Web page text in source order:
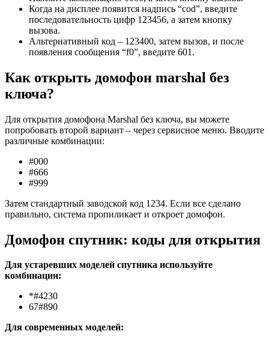
Когда на дисплее появится надпись “cod”, введите
последовательность цифр 123456, а затем кнопку
вызова.
Альтернативный код – 123400, затем вызов, и после
появления сообщения “f0”, введите 601.
Как открыть домофон marshal без
ключа?
Для открытия домофона Marshal без ключа, вы можете
попробовать второй вариант – через сервисное меню. Вводите
различные комбинации:
#000
#666
#999
Затем стандартный заводской код 1234. Если все сделано
правильно, система пропиликает и откроет домофон.
Домофон спутник: коды для открытия
Для устаревших моделей спутника используйте
комбинации:
*#4230
67#890
Для современных моделей: